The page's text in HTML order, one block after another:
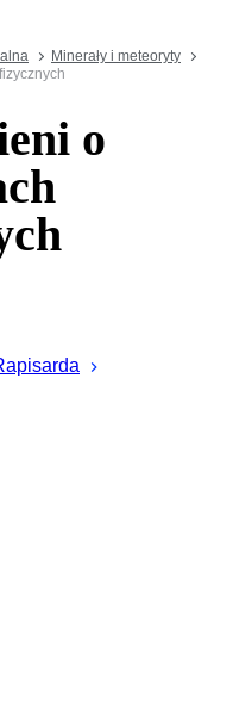
Minerały i meteoryty
o